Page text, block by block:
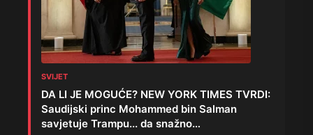
SVIJET
DA LI JE MOGUĆE? NEW YORK TIMES TVRDI:
Saudijski princ Mohammed bin Salman
savjetuje Trampu... da snažno…